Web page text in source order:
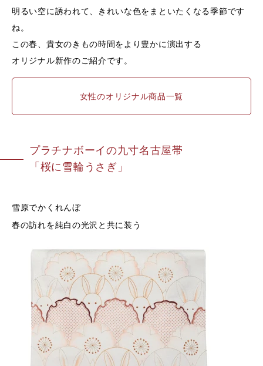
明るい空に誘われて、きれいな色をまといたくなる季節です
ね。
この春、貴女のきもの時間をより豊かに演出する
オリジナル新作のご紹介です。
女性のオリジナル商品一覧
プラチナボーイの九寸名古屋帯
「 桜に雪輪うさぎ 」
雪原でかくれんぼ
春の訪れを純白の光沢と共に装う